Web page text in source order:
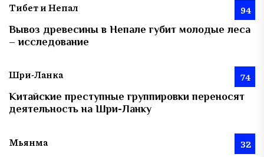
Тибет и Непал 94
Вывоз древесины в Непале губит молодые леса
– исследование
Шри-Ланка 74
Китайские преступные группировки переносят
деятельность на Шри-Ланку
Мьянма 32